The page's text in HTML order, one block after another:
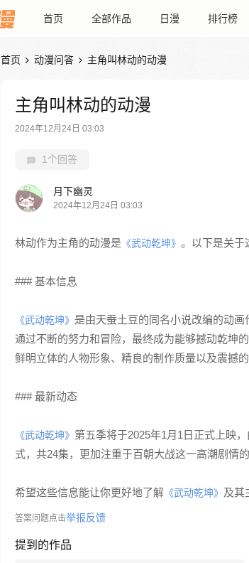
首页 全部作品 日漫 排行榜
首页  动漫问答  主角叫林动的动漫
主角叫林动的动漫
2024年12月24日 03:03
1个回答
月下幽灵
2024年12月24日 03:03
林动作为主角的动漫是 《武动乾坤》 。以下是关于
### 基本信息
《武动乾坤》 是由天蚕土豆的同名小说改编的动画
通过不断的努力和冒险，最终成为能够撼动乾坤
鲜明立体的人物形象、精良的制作质量以及震撼
### 最新动态
《武动乾坤》 第五季将于2025年1月1日正式上映
式，共24集，更加注重于百朝大战这一高潮剧情的
希望这些信息能让你更好地了解 《武动乾坤》 及其
答案问题点击举报反馈
提到的作品